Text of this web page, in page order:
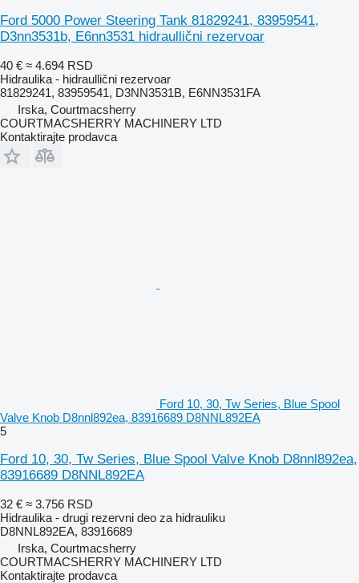
Ford 5000 Power Steering Tank 81829241, 83959541,
D3nn3531b, E6nn3531 hidraullični rezervoar
40 € ≈ 4.694 RSD
Hidraulika - hidraullični rezervoar
81829241, 83959541, D3NN3531B, E6NN3531FA
Irska, Courtmacsherry
COURTMACSHERRY MACHINERY LTD
Kontaktirajte prodavca
Ford 10, 30, Tw Series, Blue Spool
Valve Knob D8nnl892ea, 83916689 D8NNL892EA
5
Ford 10, 30, Tw Series, Blue Spool Valve Knob D8nnl892ea,
83916689 D8NNL892EA
32 € ≈ 3.756 RSD
Hidraulika - drugi rezervni deo za hidrauliku
D8NNL892EA, 83916689
Irska, Courtmacsherry
COURTMACSHERRY MACHINERY LTD
Kontaktirajte prodavca